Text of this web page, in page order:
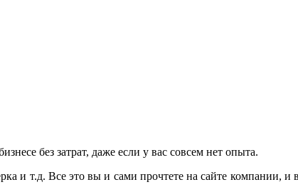
без затрат, даже если у вас совсем нет опыта.
и т.д. Все это вы и сами прочтете на сайте